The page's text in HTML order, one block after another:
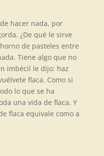
hacer nada, por
¿De qué le sirve
de pasteles entre
Tiene algo que no
imbécil le dijo: haz
flaca. Como si
lo que se ha
una vida de flaca. Y
flaca equivale como a